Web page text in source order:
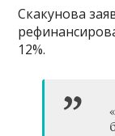
Скакунова
12%.